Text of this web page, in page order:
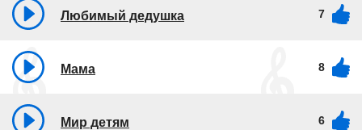
Любимый дедушка 7
Мама 8
Мир детям 6